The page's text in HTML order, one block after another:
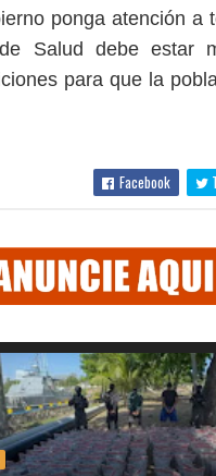
ponga atención a
Salud debe estar
para que la
Facebook